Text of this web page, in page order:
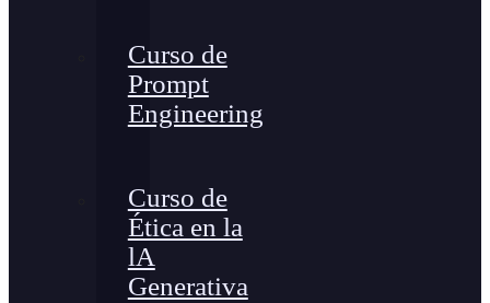
Curso de
Prompt
Engineering
Curso de
Ética en la
lA
Generativa